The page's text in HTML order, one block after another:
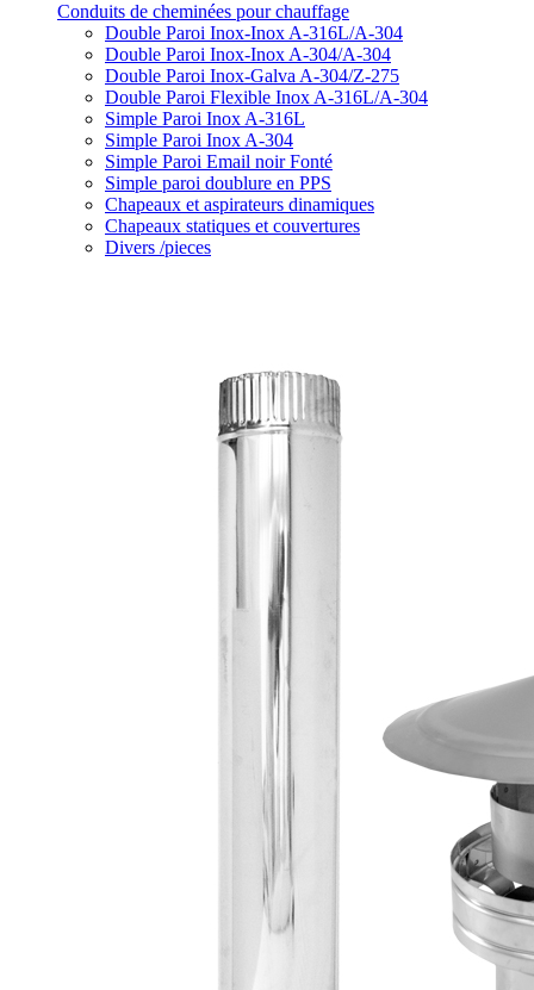
Conduits de cheminées pour chauffage
Double Paroi Inox-Inox A-316L/A-304
Double Paroi Inox-Inox A-304/A-304
Double Paroi Inox-Galva A-304/Z-275
Double Paroi Flexible Inox A-316L/A-304
Simple Paroi Inox A-316L
Simple Paroi Inox A-304
Simple Paroi Email noir Fonté
Simple paroi doublure en PPS
Chapeaux et aspirateurs dinamiques
Chapeaux statiques et couvertures
Divers /pieces